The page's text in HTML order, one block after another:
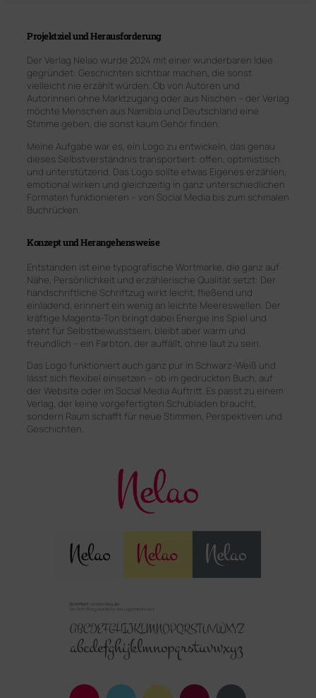
Projektziel und Herausforderung
Der Verlag Nelao wurde 2024 mit einer wunderbaren Idee
gegründet: Geschichten sichtbar machen, die sonst
vielleicht nie erzählt würden. Ob von Autoren und
Autorinnen ohne Marktzugang oder aus Nischen – der Verlag
möchte Menschen aus Namibia und Deutschland eine
Stimme geben, die sonst kaum Gehör finden.
Meine Aufgabe war es, ein Logo zu entwickeln, das genau
dieses Selbstverständnis transportiert: offen, optimistisch
und unterstützend. Das Logo sollte etwas Eigenes erzählen,
emotional wirken und gleichzeitig in ganz unterschiedlichen
Formaten funktionieren – von Social Media bis zum schmalen
Buchrücken.
Konzept und Herangehensweise
Entstanden ist eine typografische Wortmarke, die ganz auf
Nähe, Persönlichkeit und erzählerische Qualität setzt: Der
handschriftliche Schriftzug wirkt leicht, fließend und
einladend, erinnert ein wenig an leichte Meereswellen. Der
kräftige Magenta-Ton bringt dabei Energie ins Spiel und
steht für Selbstbewusstsein, bleibt aber warm und
freundlich – ein Farbton, der auffällt, ohne laut zu sein.
Das Logo funktioniert auch ganz pur in Schwarz-Weiß und
lässt sich flexibel einsetzen – ob im gedruckten Buch, auf
der Website oder im Social Media Auftritt. Es passt zu einem
Verlag, der keine vorgefertigten Schubladen braucht,
sondern Raum schafft für neue Stimmen, Perspektiven und
Geschichten.